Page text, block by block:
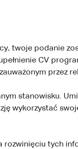
twoje podanie
CV
przez
stanowisku.
wykorzystać
rozwinięciu tych